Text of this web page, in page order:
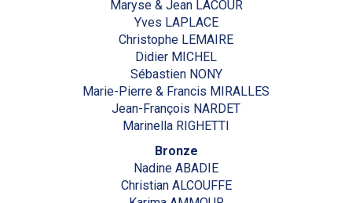
Maryse & Jean LACOUR
Yves LAPLACE
Christophe LEMAIRE
Didier MICHEL
Sébastien NONY
Marie-Pierre & Francis MIRALLES
Jean-François NARDET
Marinella RIGHETTI
Bronze
Nadine ABADIE
Christian ALCOUFFE